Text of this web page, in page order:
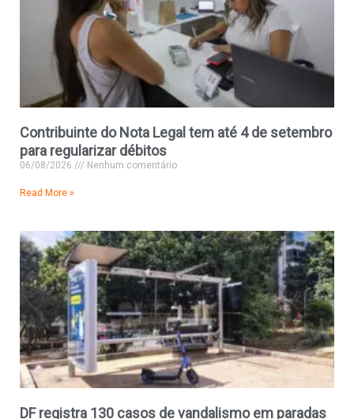
Contribuinte do Nota Legal tem até 4 de setembro
para regularizar débitos
06/08/2026 Nenhum comentário
Read More »
DF registra 130 casos de vandalismo em paradas